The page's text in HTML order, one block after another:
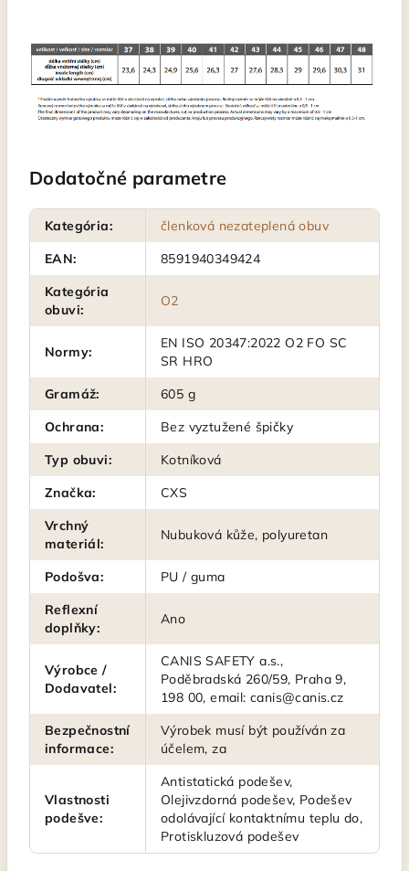
Dodatočné parametre
Kategória:
členková nezateplená obuv
EAN:
8591940349424
Kategória
obuvi:
O2
Normy:
EN ISO 20347:2022 O2 FO SC
SR HRO
Gramáž:
605 g
Ochrana:
Bez vyztužené špičky
Typ obuvi:
Kotníková
Značka:
CXS
Vrchný
materiál:
Nubuková kůže, polyuretan
Podošva:
PU / guma
Reflexní
doplňky:
Ano
Výrobce /
Dodavatel:
CANIS SAFETY a.s.,
Poděbradská 260/59, Praha 9,
198 00, email: canis@canis.cz
Bezpečnostní
informace:
Výrobek musí být používán za
účelem, za
Vlastnosti
podešve:
Antistatická podešev,
Olejivzdorná podešev, Podešev
odolávající kontaktnímu teplu do,
Protiskluzová podešev